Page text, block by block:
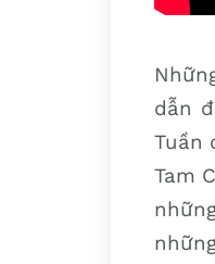
dẫn
Tuần
Tam